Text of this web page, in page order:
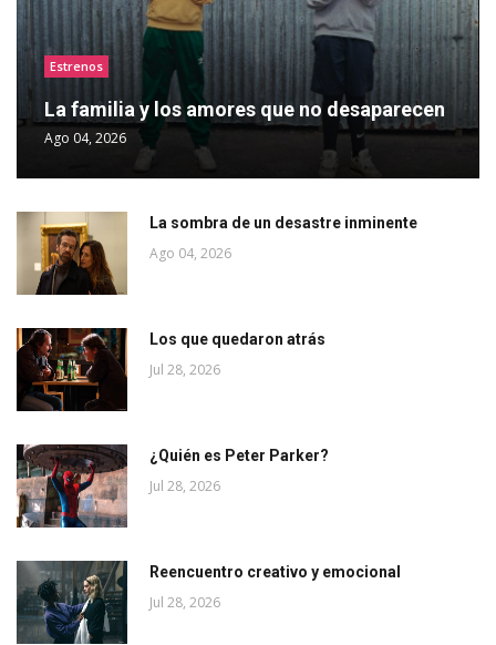
Estrenos
La familia y los amores que no desaparecen
Ago 04, 2026
La sombra de un desastre inminente
Ago 04, 2026
Los que quedaron atrás
Jul 28, 2026
¿Quién es Peter Parker?
Jul 28, 2026
Reencuentro creativo y emocional
Jul 28, 2026